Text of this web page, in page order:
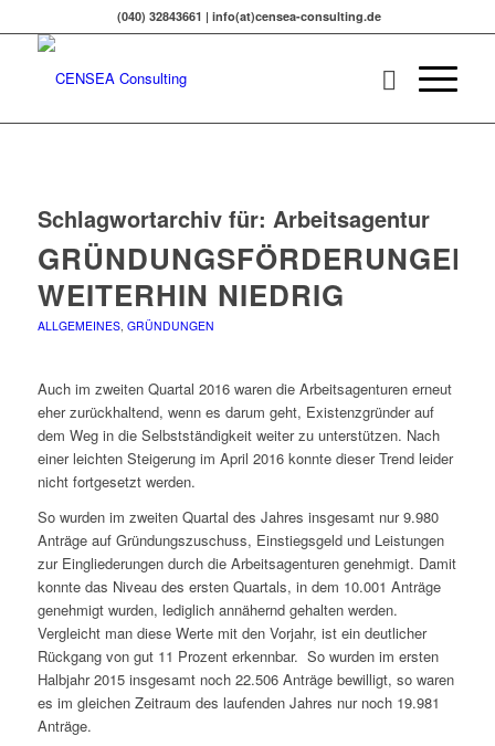
(040) 32843661 | info(at)censea-consulting.de
Schlagwortarchiv für: Arbeitsagentur
GRÜNDUNGSFÖRDERUNGEN
WEITERHIN NIEDRIG
ALLGEMEINES, GRÜNDUNGEN
Auch im zweiten Quartal 2016 waren die Arbeitsagenturen erneut
eher zurückhaltend, wenn es darum geht, Existenzgründer auf
dem Weg in die Selbstständigkeit weiter zu unterstützen. Nach
einer leichten Steigerung im April 2016 konnte dieser Trend leider
nicht fortgesetzt werden.
So wurden im zweiten Quartal des Jahres insgesamt nur 9.980
Anträge auf Gründungszuschuss, Einstiegsgeld und Leistungen
zur Eingliederungen durch die Arbeitsagenturen genehmigt. Damit
konnte das Niveau des ersten Quartals, in dem 10.001 Anträge
genehmigt wurden, lediglich annähernd gehalten werden.
Vergleicht man diese Werte mit den Vorjahr, ist ein deutlicher
Rückgang von gut 11 Prozent erkennbar. So wurden im ersten
Halbjahr 2015 insgesamt noch 22.506 Anträge bewilligt, so waren
es im gleichen Zeitraum des laufenden Jahres nur noch 19.981
Anträge.